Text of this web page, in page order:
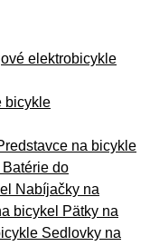
elektrobicykle
bicykle
na bicykle
Batérie do
Nabíjačky na
bicykel Pätky na
Sedlovky na